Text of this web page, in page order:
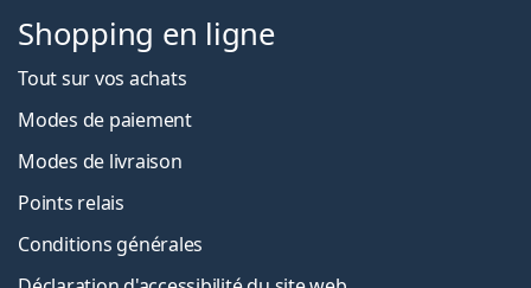
Shopping en ligne
Tout sur vos achats
Modes de paiement
Modes de livraison
Points relais
Conditions générales